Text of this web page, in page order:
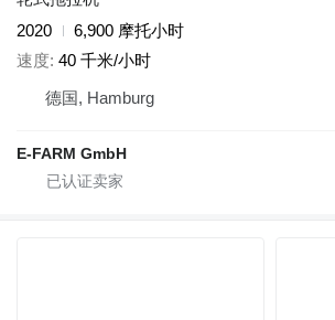
2020
6,900 摩托小时
速度 40 千米/小时
德国, Hamburg
E-FARM GmbH